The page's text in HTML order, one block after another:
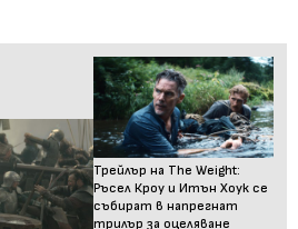
Трейлър на The Weight:
Ръсел Кроу и Итън Хоук се
събират в напрегнат
трилър за оцеляване